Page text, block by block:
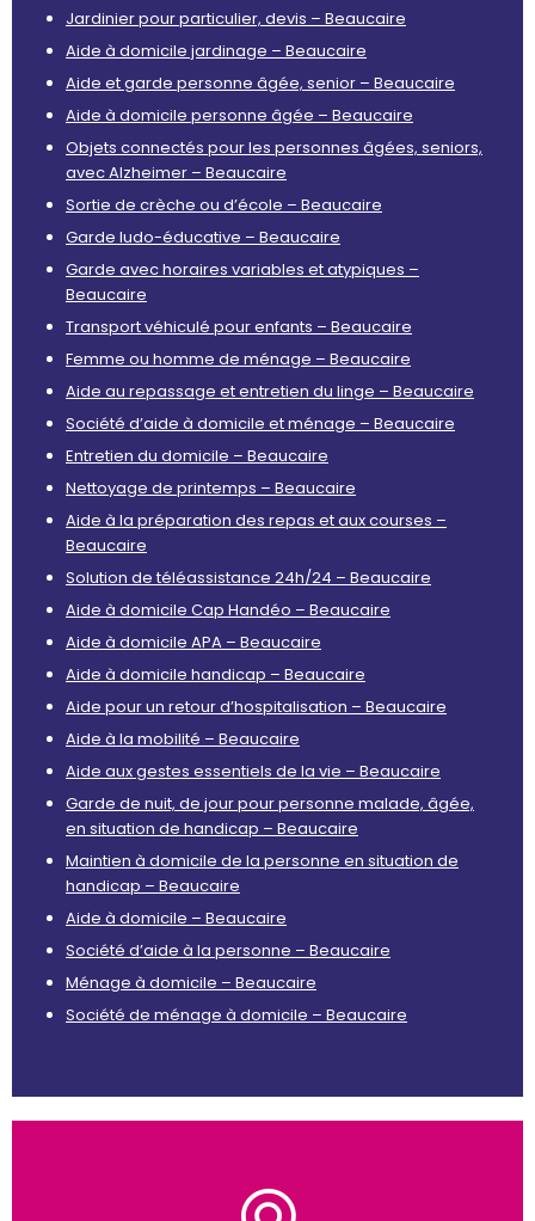
Jardinier pour particulier, devis – Beaucaire
Aide à domicile jardinage – Beaucaire
Aide et garde personne âgée, senior – Beaucaire
Aide à domicile personne âgée – Beaucaire
Objets connectés pour les personnes âgées, seniors,
avec Alzheimer – Beaucaire
Sortie de crèche ou d’école – Beaucaire
Garde ludo-éducative – Beaucaire
Garde avec horaires variables et atypiques –
Beaucaire
Transport véhiculé pour enfants – Beaucaire
Femme ou homme de ménage – Beaucaire
Aide au repassage et entretien du linge – Beaucaire
Société d’aide à domicile et ménage – Beaucaire
Entretien du domicile – Beaucaire
Nettoyage de printemps – Beaucaire
Aide à la préparation des repas et aux courses –
Beaucaire
Solution de téléassistance 24h/24 – Beaucaire
Aide à domicile Cap Handéo – Beaucaire
Aide à domicile APA – Beaucaire
Aide à domicile handicap – Beaucaire
Aide pour un retour d’hospitalisation – Beaucaire
Aide à la mobilité – Beaucaire
Aide aux gestes essentiels de la vie – Beaucaire
Garde de nuit, de jour pour personne malade, âgée,
en situation de handicap – Beaucaire
Maintien à domicile de la personne en situation de
handicap – Beaucaire
Aide à domicile – Beaucaire
Société d’aide à la personne – Beaucaire
Ménage à domicile – Beaucaire
Société de ménage à domicile – Beaucaire